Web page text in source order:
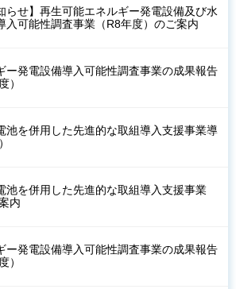
らせ】再生可能エネルギー発電設備及び水
入可能性調査事業（R8年度）のご案内
ー発電設備導入可能性調査事業の成果報告
）
池を併用した先進的な取組導入支援事業導
池を併用した先進的な取組導入支援事業
内
ー発電設備導入可能性調査事業の成果報告
）